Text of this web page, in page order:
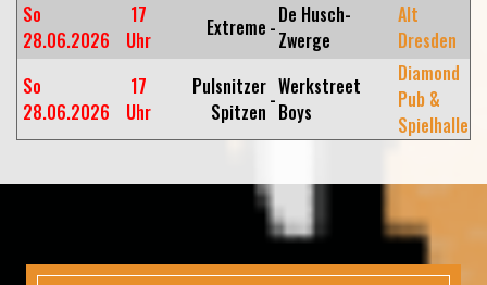
So
28.06.2026
17
Uhr
Extreme -De Husch-
Zwerge
Alt
Dresden
So
28.06.2026
17
Uhr
Pulsnitzer
Spitzen -Werkstreet
Boys
Diamond
Pub &
Spielhalle